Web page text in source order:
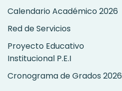
Calendario Académico 2026
Red de Servicios
Proyecto Educativo
Institucional P.E.I
Cronograma de Grados 2026